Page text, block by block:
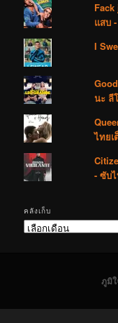
Fack
แสบ
I
นะ ลี
ไทยเ
- ซับไ
คลังเก็บ
คลัง
ภูมิ